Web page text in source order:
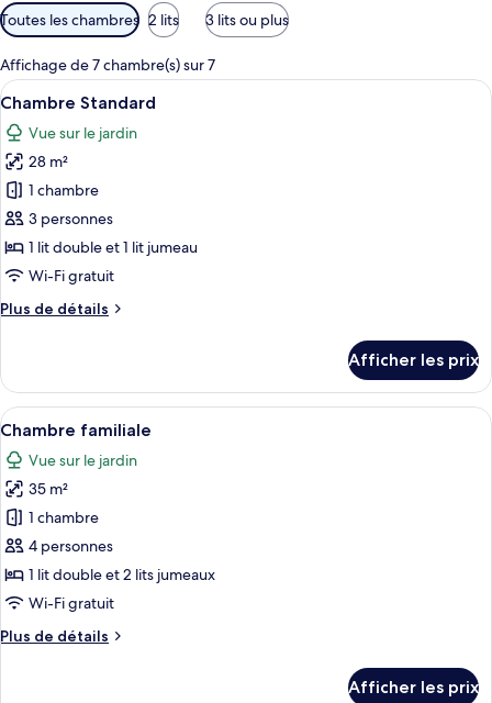
Filtres
disponibles
pour
les
chambres
Toutes les chambres 2 lits 3 lits ou plus
Affichage de 7 chambre(s) sur 7
Afficher
toutes
les
photos
pour
ce
type
de
chambre :
Chambre
Une chambre d’hôtel comprenant
13
Chambre Standard
Vue sur le jardin
28 m²
1 chambre
3 personnes
1 lit double et 1 lit jumeau
Wi-Fi gratuit
Plus de détails
Plus
Chambre
Standard
Afficher les prix
Afficher
toutes
les
photos
pour
ce
type
de
chambre :
Chambre
Une chambre d’hôtel avec deux lits,
14
Chambre familiale
Vue sur le jardin
35 m²
1 chambre
4 personnes
1 lit double et 2 lits jumeaux
Wi-Fi gratuit
Plus de détails
Plus
Afficher les prix